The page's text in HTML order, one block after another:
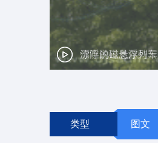
漂浮的磁悬浮列车
类型 图文